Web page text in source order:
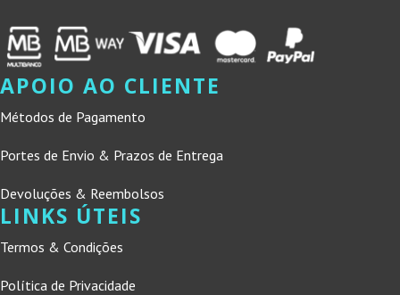
APOIO AO CLIENTE
Métodos de Pagamento
Portes de Envio & Prazos de Entrega
Devoluções & Reembolsos
LINKS ÚTEIS
Termos & Condições
Política de Privacidade